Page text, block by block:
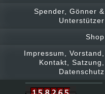
Spender, Gönner &
Unterstützer
Shop
Impressum, Vorstand,
Kontakt, Satzung,
Datenschutz